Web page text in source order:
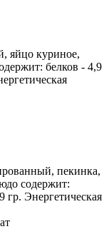
яйцо куриное,
белков - 4,9
пекинка,
содержит:
гр. Энергетическая